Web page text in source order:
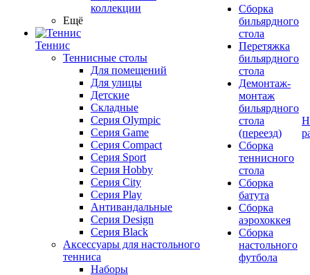
коллекции
Ещё
Теннис
Теннисные столы
Для помещений
Для улицы
Детские
Складные
Серия Olympic
Серия Game
Серия Compact
Серия Sport
Серия Hobby
Серия City
Серия Play
Антивандальные
Серия Design
Серия Black
Аксессуары для настольного
тенниса
Наборы
Сборка
бильярдного
стола
Перетяжка
бильярдного
стола
Демонтаж-
монтаж
бильярдного
стола
(переезд)
Сборка
теннисного
стола
Сборка
батута
Сборка
аэрохоккея
Сборка
настольного
футбола